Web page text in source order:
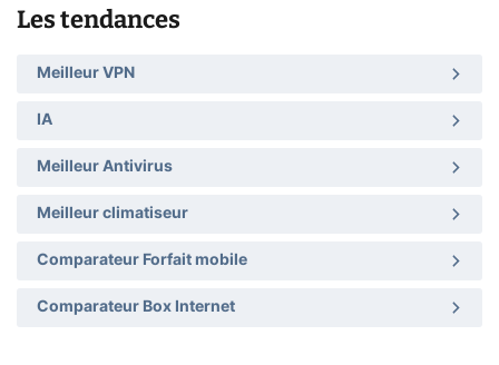
Les tendances
Meilleur VPN
IA
Meilleur Antivirus
Meilleur climatiseur
Comparateur Forfait mobile
Comparateur Box Internet